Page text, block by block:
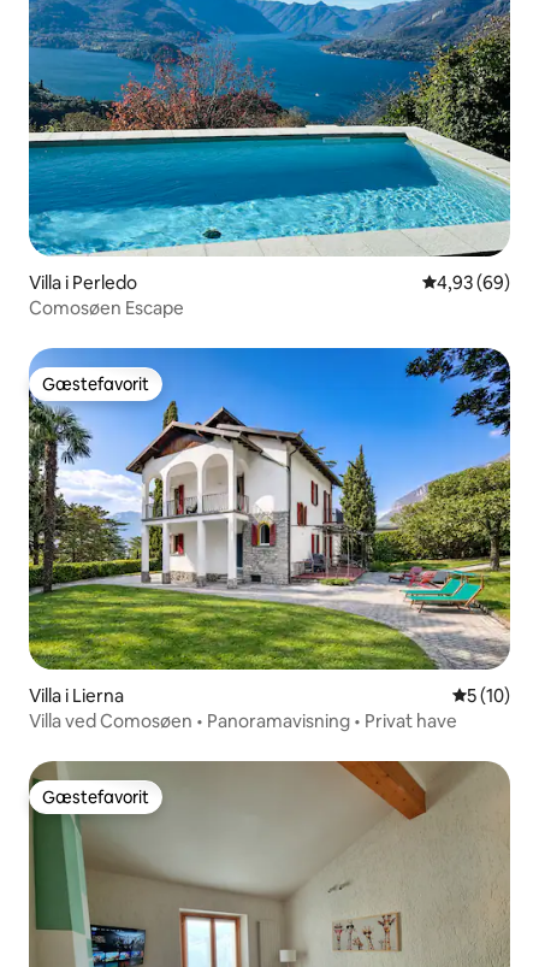
Villa i Perledo 4,93 ud af 5 i
4,93 (69)
Comosøen Escape
Gæstefavorit
Gæstefavorit
Villa i Lierna 5 ud af 5 i
5 (10)
Villa ved Comosøen • Panoramavisning • Privat have
Gæstefavorit
Gæstefavorit